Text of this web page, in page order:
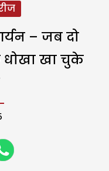
– जब दो
धोखा खा चुके